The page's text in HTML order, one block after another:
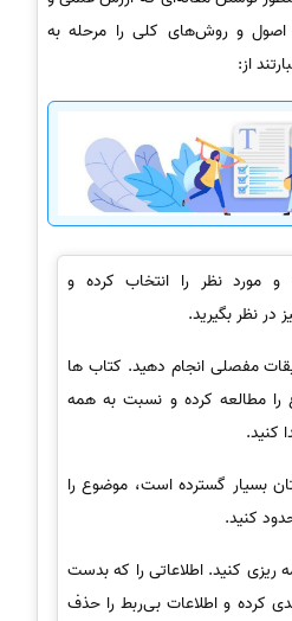
اصول و روش‌های کلی را مرحله به
از:
مورد نظر را انتخاب کرده و
نظر بگیرید.
مفصلی انجام دهید. کتاب ها
را مطالعه کرده و نسبت به همه
کنید.
بسیار گسترده است، موضوع را
کنید.
ریزی کنید. اطلاعاتی را که بدست
کرده و اطلاعات بی‌ربط را حذف